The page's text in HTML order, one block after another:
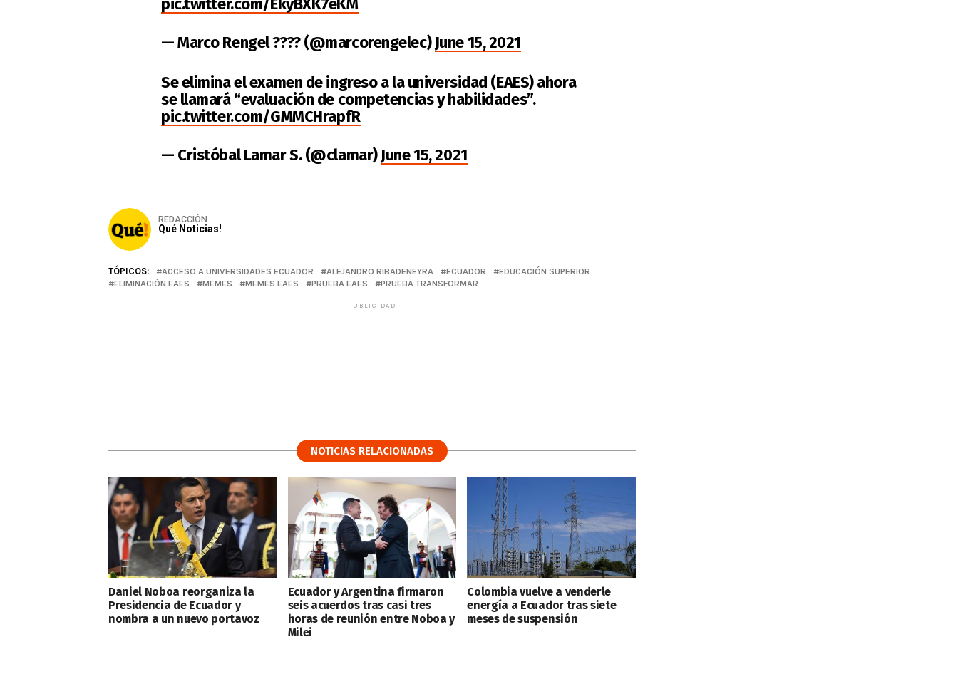
pic.twitter.com/EkyBXK7eKM
— Marco Rengel ???? (@marcorengelec)June 15, 2021
Se elimina el examen de ingreso a la universidad (EAES) ahora
se llamará “evaluación de competencias y habilidades”.
pic.twitter.com/GMMCHrapfR
— Cristóbal Lamar S. (@clamar)June 15, 2021
REDACCIÓN
Qué Noticias!
TÓPICOS: ACCESO A UNIVERSIDADES ECUADOR ALEJANDRO RIBADENEYRA ECUADOR
EDUCACIÓN SUPERIOR
ELIMINACIÓN EAES
MEMES MEMES EAES PRUEBA EAES PRUEBA TRANSFORMAR
PUBLICIDAD
NOTICIAS RELACIONADAS
Daniel Noboa reorganiza la
Presidencia de Ecuador y
nombra a un nuevo portavoz
Ecuador y Argentina firmaron
seis acuerdos tras casi tres
horas de reunión entre Noboa y
Milei
Colombia vuelve a venderle
energía a Ecuador tras siete
meses de suspensión